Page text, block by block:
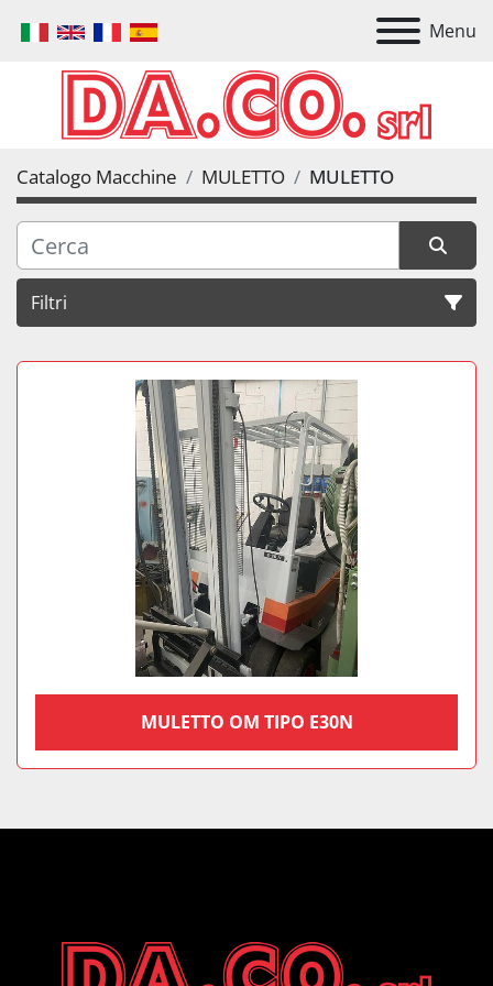
Menu
Catalogo Macchine MULETTO MULETTO
Filtri
Ordina per
MULETTO OM TIPO E30N